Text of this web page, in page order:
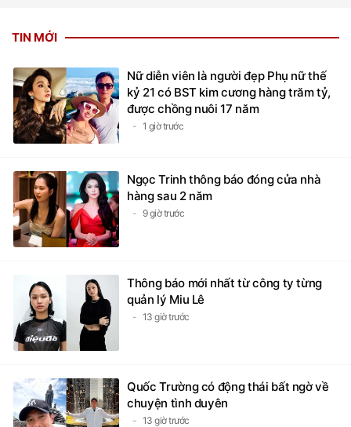
TIN MỚI
Nữ diễn viên là người đẹp Phụ nữ thế
kỷ 21 có BST kim cương hàng trăm tỷ,
được chồng nuôi 17 năm
1 giờ trước
Ngọc Trinh thông báo đóng cửa nhà
hàng sau 2 năm
9 giờ trước
Thông báo mới nhất từ công ty từng
quản lý Miu Lê
13 giờ trước
Quốc Trường có động thái bất ngờ về
chuyện tình duyên
13 giờ trước